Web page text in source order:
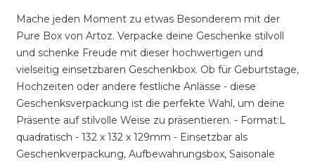
Mache jeden Moment zu etwas Besonderem mit der
Pure Box von Artoz. Verpacke deine Geschenke stilvoll
und schenke Freude mit dieser hochwertigen und
vielseitig einsetzbaren Geschenkbox. Ob für Geburtstage,
Hochzeiten oder andere festliche Anlässe - diese
Geschenksverpackung ist die perfekte Wahl, um deine
Präsente auf stilvolle Weise zu präsentieren. - Format:L
quadratisch - 132 x 132 x 129mm - Einsetzbar als
Geschenkverpackung, Aufbewahrungsbox, Saisonale